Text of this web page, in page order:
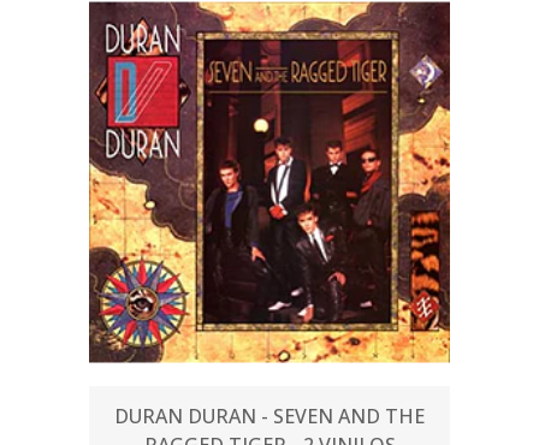
DURAN DURAN - SEVEN AND THE